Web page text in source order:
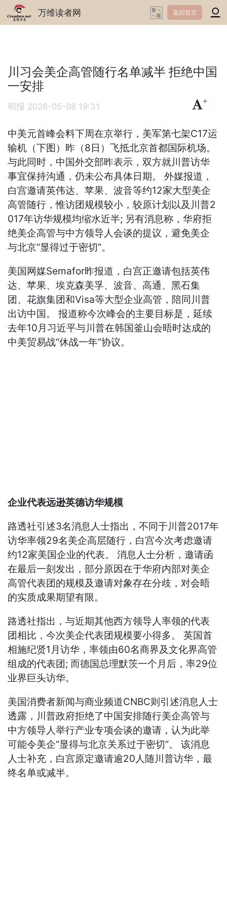
万维读者网 返回首页
川习会美企高管随行名单减半 拒绝中国
一安排
明报 2026-05-08 19:31
+
中美元首峰会料下周在京举行，美军第七架C17运
输机（下图）昨（8日）飞抵北京首都国际机场。
与此同时，中国外交部昨表示，双方就川普访华
事宜保持沟通，仍未公布具体日期。 外媒报道，
白宫邀请英伟达、苹果、波音等约12家大型美企
高管随行，惟访团规模较小，较原计划以及川普2
017年访华规模均缩水近半; 另有消息称，华府拒
绝美企高管与中方领导人会谈的提议，避免美企
与北京“显得过于密切”。
美国网媒Semafor昨报道，白宫正邀请包括英伟
达、苹果、埃克森美孚、波音、高通、黑石集
团、花旗集团和Visa等大型企业高管，陪同川普
出访中国。 报道称今次峰会的主要目标是，延续
去年10月习近平与川普在韩国釜山会晤时达成的
中美贸易战“休战一年”协议。
企业代表远逊英德访华规模
路透社引述3名消息人士指出，不同于川普2017年
访华率领29名美企高层随行，白宫今次考虑邀请
约12家美国企业的代表。 消息人士分析，邀请函
在最后一刻发出，部分原因在于华府内部对美企
高管代表团的规模及邀请对象存在分歧，对会晤
的实质成果期望有限。
路透社指出，与近期其他西方领导人率领的代表
团相比，今次美企代表团规模要小得多。 英国首
相施纪贤1月访华，率领由60名商界及文化界高管
组成的代表团; 而德国总理默茨一个月后，率29位
业界巨头访华。
美国消费者新闻与商业频道CNBC则引述消息人士
透露，川普政府拒绝了中国安排随行美企高管与
中方领导人举行产业专项会谈的邀请，认为此举
可能令美企“显得与北京关系过于密切”。 该消息
人士补充，白宫原定邀请逾20人随川普访华，最
终名单或减半。